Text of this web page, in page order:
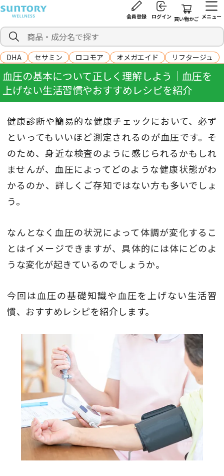
会員登録 ログイン 買い物かご メニュー
DHA セサミン ロコモア オメガエイド リフタージュ
血圧の基本について正しく理解しよう｜血圧を
上げない生活習慣やおすすめレシピを紹介
健康診断や簡易的な健康チェックにおいて、必ず
といってもいいほど測定されるのが血圧です。そ
のため、身近な検査のように感じられるかもしれ
ませんが、血圧によってどのような健康状態がわ
かるのか、詳しくご存知ではない方も多いでしょ
う。
なんとなく血圧の状況によって体調が変化するこ
とはイメージできますが、具体的には体にどのよ
うな変化が起きているのでしょうか。
今回は血圧の基礎知識や血圧を上げない生活習
慣、おすすめレシピを紹介します。